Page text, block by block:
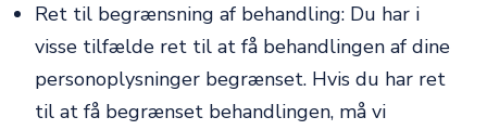
Ret til begrænsning af behandling: Du har i
visse tilfælde ret til at få behandlingen af dine
personoplysninger begrænset. Hvis du har ret
til at få begrænset behandlingen, må vi